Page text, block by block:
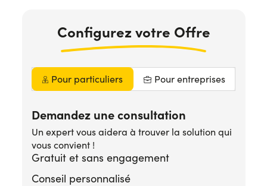
Configurez votre Offre
Pour particuliers Pour entreprises
Demandez une consultation
Un expert vous aidera à trouver la solution qui
vous convient !
Gratuit et sans engagement
Conseil personnalisé